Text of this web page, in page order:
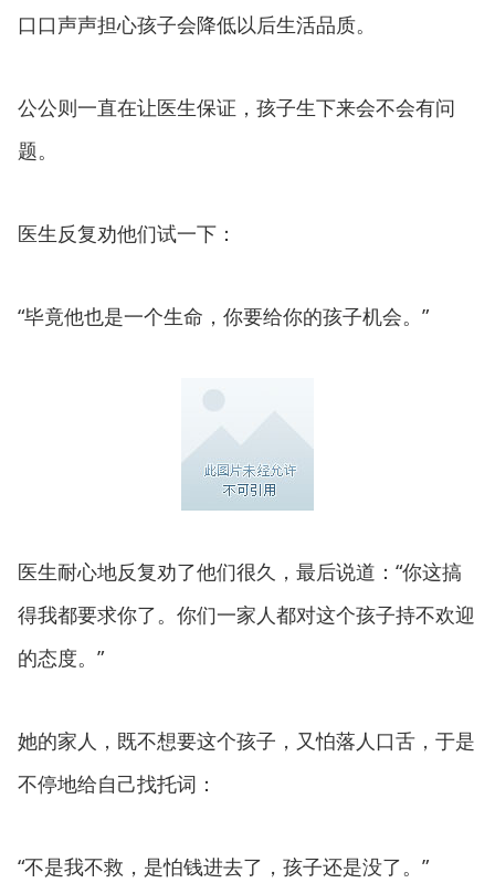
口口声声担心孩子会降低以后生活品质。
公公则一直在让医生保证，孩子生下来会不会有问
题。
医生反复劝他们试一下：
“毕竟他也是一个生命，你要给你的孩子机会。”
医生耐心地反复劝了他们很久，最后说道：“你这搞
得我都要求你了。你们一家人都对这个孩子持不欢迎
的态度。”
她的家人，既不想要这个孩子，又怕落人口舌，于是
不停地给自己找托词：
“不是我不救，是怕钱进去了，孩子还是没了。”